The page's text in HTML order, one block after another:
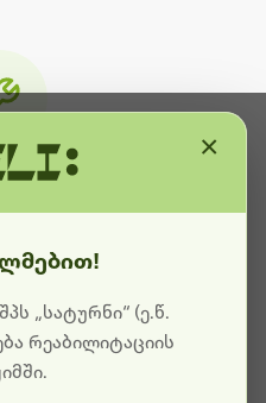
ამჟამად
და ტექნიკური
იქნება. გმადლობთ
„სატურნი“ (ე.წ.
რეაბილიტაციის
×